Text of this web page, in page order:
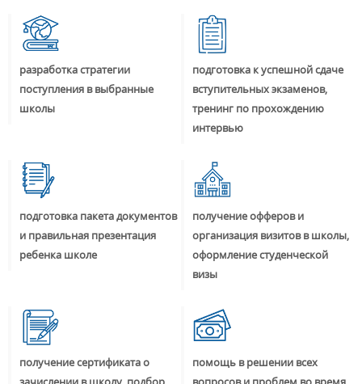
разработка стратегии
поступления в выбранные
школы
подготовка к успешной сдаче
вступительных экзаменов,
тренинг по прохождению
интервью
подготовка пакета документов
и правильная презентация
ребенка школе
получение офферов и
организация визитов в школы,
оформление студенческой
визы
получение сертификата о
помощь в решении всех